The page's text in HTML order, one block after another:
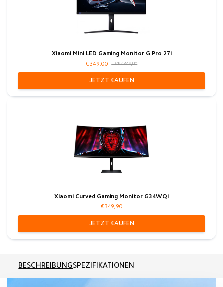
Xiaomi Mini LED Gaming Monitor G Pro 27i
€349,00
UVP €349,90
JETZT KAUFEN
Xiaomi Curved Gaming Monitor G34WQi
€349,90
JETZT KAUFEN
BESCHREIBUNGSPEZIFIKATIONEN